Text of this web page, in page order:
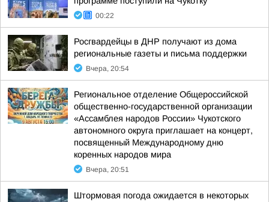
00:22
Росгвардейцы в ДНР получают из дома
региональные газеты и письма поддержки
Вчера, 20:54
Региональное отделение Общероссийской
общественно-государственной организации
«Ассамблея народов России» Чукотского
автономного округа приглашает на концерт,
посвященный Международному дню
коренных народов мира
Вчера, 20:51
Штормовая погода ожидается в некоторых